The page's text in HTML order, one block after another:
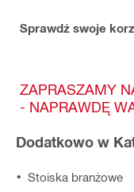
Sprawdź swoje
ZAPRASZAMY
- NAPRAWDĘ
Dodatkowo w
Stoiska branżowe